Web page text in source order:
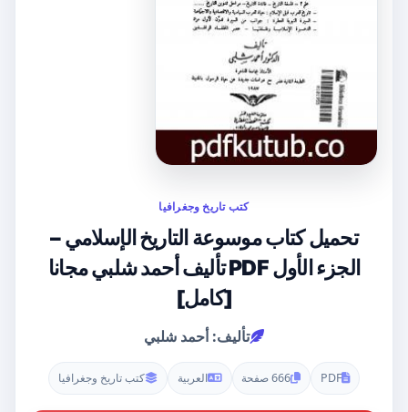
كتب تاريخ وجغرافيا
تحميل كتاب موسوعة التاريخ الإسلامي –
الجزء الأول PDF تأليف أحمد شلبي مجانا
[كامل]
تأليف: أحمد شلبي
PDF 666 صفحة العربية كتب تاريخ وجغرافيا